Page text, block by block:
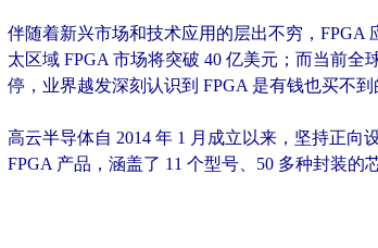
伴随着新兴市场和技术应用的层出不穷，FPGA
太区域 FPGA 市场将突破 40 亿美元；而当前全
停，业界越发深刻认识到 FPGA 是有钱也买不
高云半导体自 2014 年 1 月成立以来，坚持正向
FPGA 产品，涵盖了 11 个型号、50 多种封装的